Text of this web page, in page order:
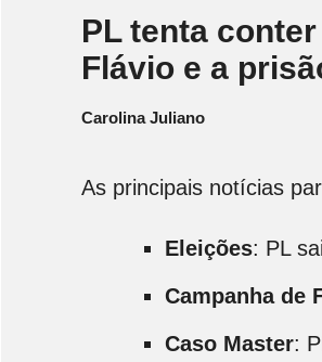
PL tenta
Flávio e a
Carolina Juliano
As principais notícias
Eleições: PL
Campanha de
Caso Master: